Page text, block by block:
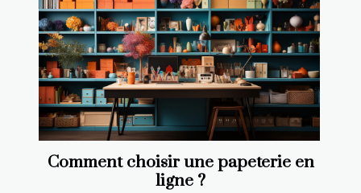
Comment choisir une papeterie en
ligne ?